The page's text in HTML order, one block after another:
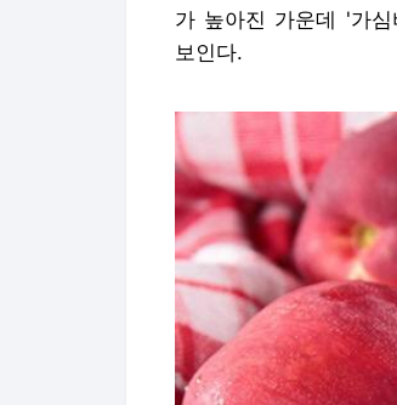
가 높아진 가운데 '가
보인다.